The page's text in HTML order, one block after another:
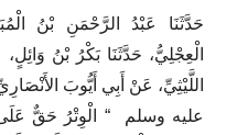
حَدَّثَنَا عَبْدُ الرَّحْمَنِ بْنُ
الْعِجْلِيُّ، حَدَّثَنَا بَكْرُ بْنُ
اللَّيْثِيِّ، عَنْ أَبِي أَيُّوبَ
عليه وسلم ‏ “‏ الْوِتْرُ حَقٌّ